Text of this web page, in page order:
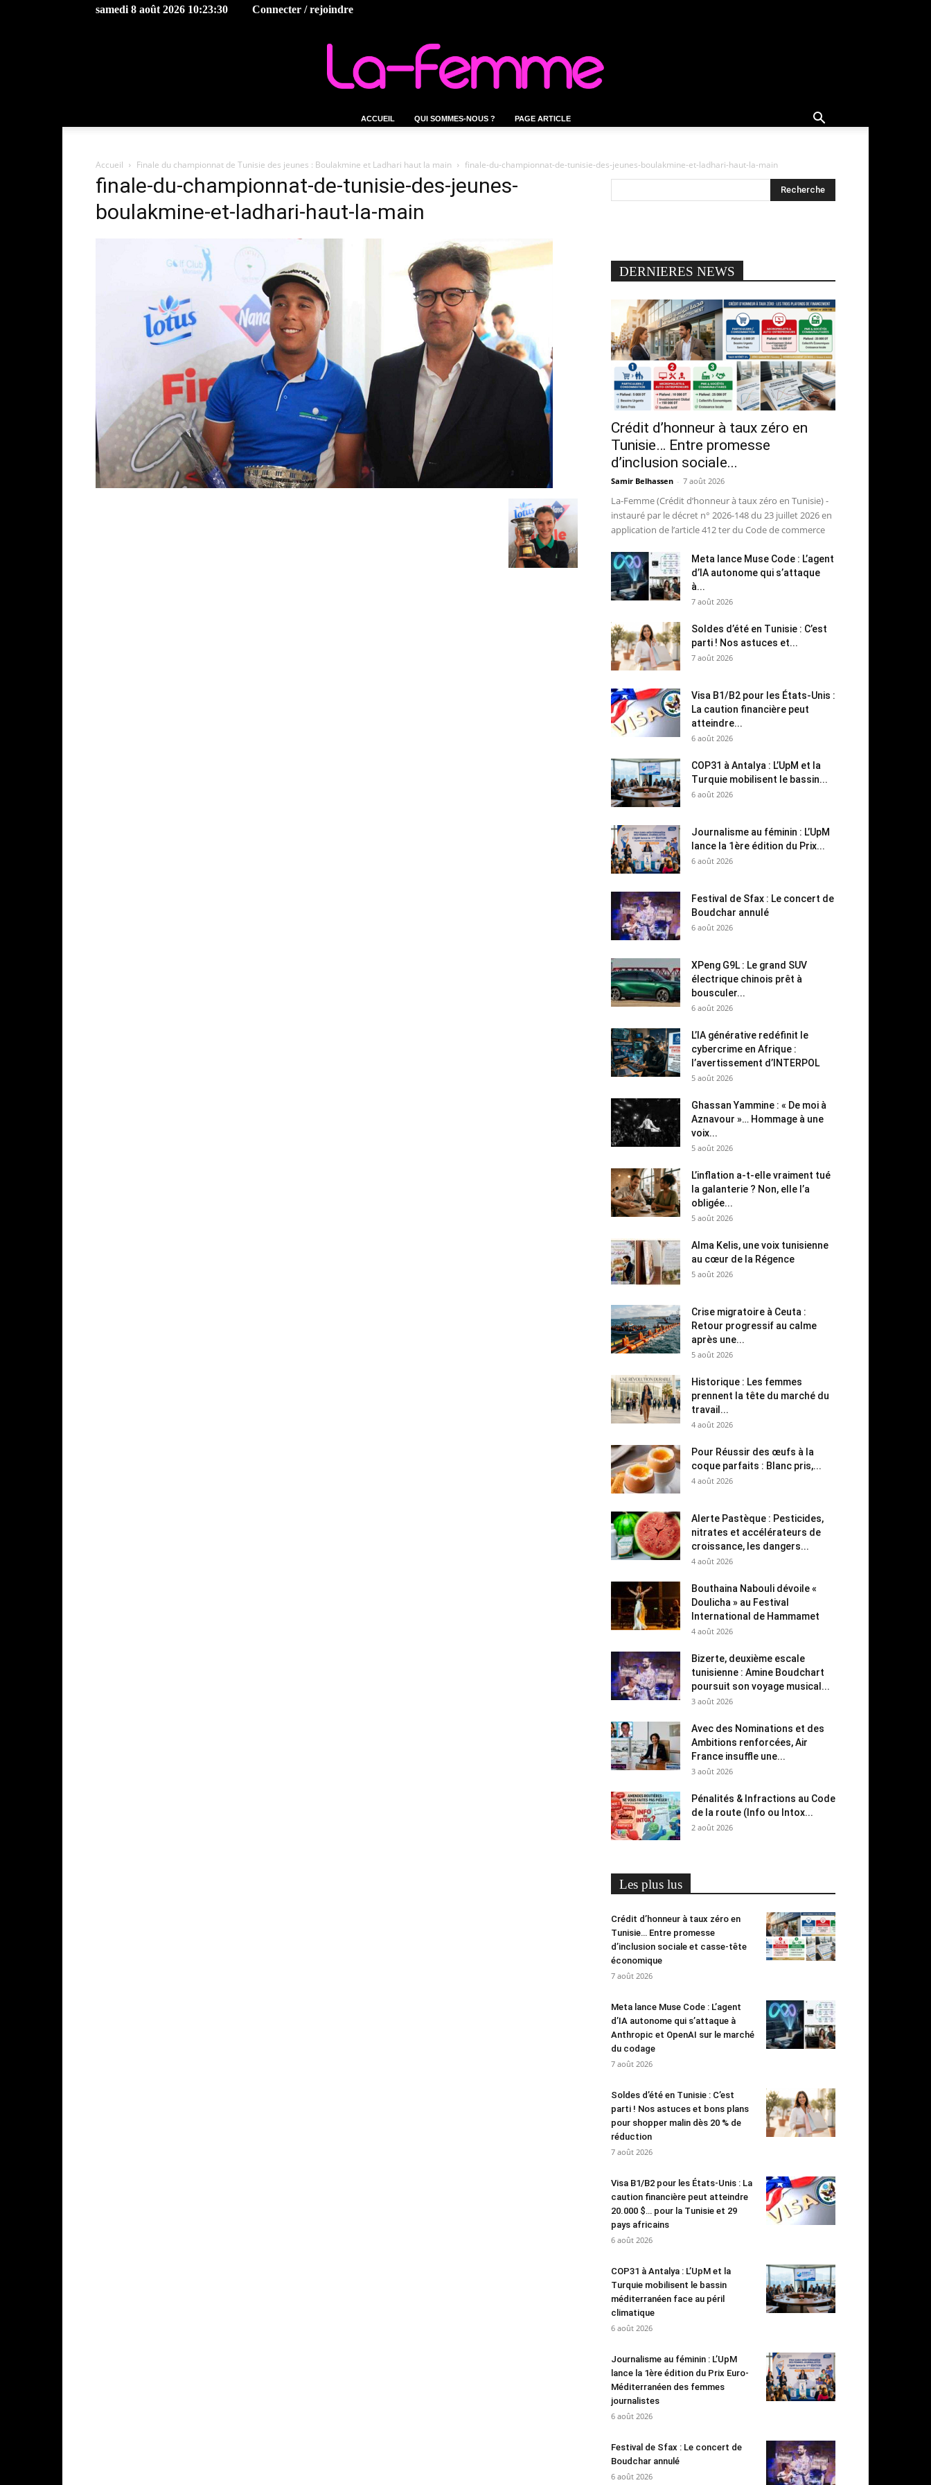
samedi 8 août 2026 10:23:30 Connecter / rejoindre
ACCUEIL QUI SOMMES-NOUS ? PAGE ARTICLE
Accueil Finale du championnat de Tunisie des jeunes : Boulakmine et Ladhari haut la main finale-du-championnat-de-tunisie-des-jeunes-boulakmine-et-ladhari-haut-la-main
finale-du-championnat-de-tunisie-des-jeunes-
boulakmine-et-ladhari-haut-la-main
DERNIERES NEWS
Crédit d’honneur à taux zéro en
Tunisie… Entre promesse
d’inclusion sociale...
Samir Belhassen - 7 août 2026
La-Femme (Crédit d’honneur à taux zéro en Tunisie) -
instauré par le décret n° 2026-148 du 23 juillet 2026 en
application de l’article 412 ter du Code de commerce
Meta lance Muse Code : L’agent
d’IA autonome qui s’attaque
à...
7 août 2026
Soldes d’été en Tunisie : C’est
parti ! Nos astuces et...
7 août 2026
Visa B1/B2 pour les États-Unis :
La caution financière peut
atteindre...
6 août 2026
COP31 à Antalya : L’UpM et la
Turquie mobilisent le bassin...
6 août 2026
Journalisme au féminin : L’UpM
lance la 1ère édition du Prix...
6 août 2026
Festival de Sfax : Le concert de
Boudchar annulé
6 août 2026
XPeng G9L : Le grand SUV
électrique chinois prêt à
bousculer...
6 août 2026
L’IA générative redéfinit le
cybercrime en Afrique :
l’avertissement d’INTERPOL
5 août 2026
Ghassan Yammine : « De moi à
Aznavour »… Hommage à une
voix...
5 août 2026
L’inflation a-t-elle vraiment tué
la galanterie ? Non, elle l’a
obligée...
5 août 2026
Alma Kelis, une voix tunisienne
au cœur de la Régence
5 août 2026
Crise migratoire à Ceuta :
Retour progressif au calme
après une...
5 août 2026
Historique : Les femmes
prennent la tête du marché du
travail...
4 août 2026
Pour Réussir des œufs à la
coque parfaits : Blanc pris,...
4 août 2026
Alerte Pastèque : Pesticides,
nitrates et accélérateurs de
croissance, les dangers...
4 août 2026
Bouthaina Nabouli dévoile «
Doulicha » au Festival
International de Hammamet
4 août 2026
Bizerte, deuxième escale
tunisienne : Amine Boudchart
poursuit son voyage musical...
3 août 2026
Avec des Nominations et des
Ambitions renforcées, Air
France insuffle une...
3 août 2026
Pénalités & Infractions au Code
de la route (Info ou Intox...
2 août 2026
Les plus lus
Crédit d’honneur à taux zéro en
Tunisie… Entre promesse
d’inclusion sociale et casse-tête
économique
7 août 2026
Meta lance Muse Code : L’agent
d’IA autonome qui s’attaque à
Anthropic et OpenAI sur le marché
du codage
7 août 2026
Soldes d’été en Tunisie : C’est
parti ! Nos astuces et bons plans
pour shopper malin dès 20 % de
réduction
7 août 2026
Visa B1/B2 pour les États-Unis : La
caution financière peut atteindre
20.000 $… pour la Tunisie et 29
pays africains
6 août 2026
COP31 à Antalya : L’UpM et la
Turquie mobilisent le bassin
méditerranéen face au péril
climatique
6 août 2026
Journalisme au féminin : L’UpM
lance la 1ère édition du Prix Euro-
Méditerranéen des femmes
journalistes
6 août 2026
Festival de Sfax : Le concert de
Boudchar annulé
6 août 2026